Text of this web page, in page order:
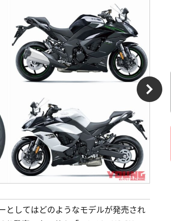
としてはどのようなモデルが発売され